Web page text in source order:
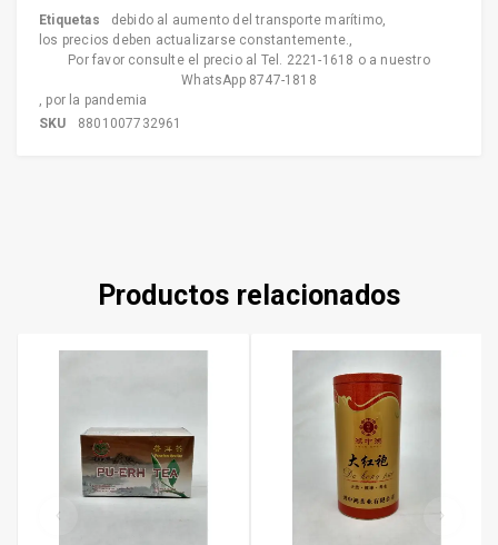
Etiquetas debido al aumento del transporte marítimo,
los precios deben actualizarse constantemente.,
Por favor consulte el precio al Tel. 2221-1618 o a nuestro
WhatsApp 8747-1818
, por la pandemia
SKU
8801007732961
Productos relacionados